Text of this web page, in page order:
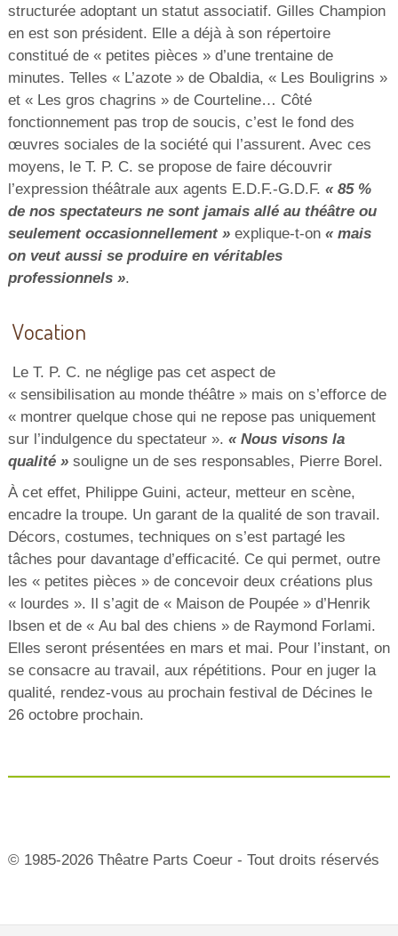
structurée adoptant un statut associatif. Gilles Champion
en est son président. Elle a déjà à son répertoire
constitué de « petites pièces » d’une trentaine de
minutes. Telles « L’azote » de Obaldia, « Les Bouligrins »
et « Les gros chagrins » de Courteline… Côté
fonctionnement pas trop de soucis, c’est le fond des
œuvres sociales de la société qui l’assurent. Avec ces
moyens, le T. P. C. se propose de faire découvrir
l’expression théâtrale aux agents E.D.F.-G.D.F. « 85 %
de nos spectateurs ne sont jamais allé au théâtre ou
seulement occasionnellement »explique-t-on « mais
on veut aussi se produire en véritables
professionnels ».
Vocation
Le T. P. C. ne néglige pas cet aspect de
« sensibilisation au monde théâtre » mais on s’efforce de
« montrer quelque chose qui ne repose pas uniquement
sur l’indulgence du spectateur ». « Nous visons la
qualité »souligne un de ses responsables, Pierre Borel.
À cet effet, Philippe Guini, acteur, metteur en scène,
encadre la troupe. Un garant de la qualité de son travail.
Décors, costumes, techniques on s’est partagé les
tâches pour davantage d’efficacité. Ce qui permet, outre
les « petites pièces » de concevoir deux créations plus
« lourdes ». Il s’agit de « Maison de Poupée » d’Henrik
Ibsen et de « Au bal des chiens » de Raymond Forlami.
Elles seront présentées en mars et mai. Pour l’instant, on
se consacre au travail, aux répétitions. Pour en juger la
qualité, rendez-vous au prochain festival de Décines le
26 octobre prochain.
© 1985-2026 Thêatre Parts Coeur - Tout droits réservés